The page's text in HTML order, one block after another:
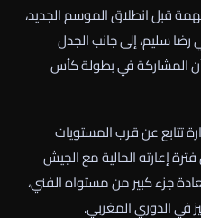
قبل انطلاق الموسم الجديد،
سليم، إلى جانب الجدل
المشاركة في بطولة كأس
تتابع عن قرب المستويات
إعارته الحالية مع الجيش
جزء كبير من مستواه الفني،
في الدوري المغربي.